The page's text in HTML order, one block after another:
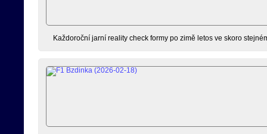
Každoroční jarní reality check formy po zimě letos ve skoro